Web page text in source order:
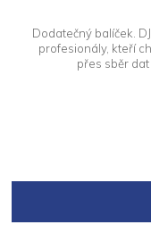
Dodatečný balíček.
profesionály, kteří
přes sběr dat